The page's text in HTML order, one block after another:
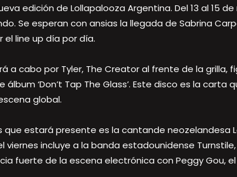
edición de Lollapalooza Argentina. Del 13 al 15
Se esperan con ansias la llegada de Sabrina
el line up día por día.
a cabo por Tyler, The Creator al frente de la
‘Don’t Tap The Glass’. Este disco es la
global.
que estará presente es la cantande neozelandesa
del viernes incluye a la banda estadounidense
fuerte de la escena electrónica con Peggy Gou, el